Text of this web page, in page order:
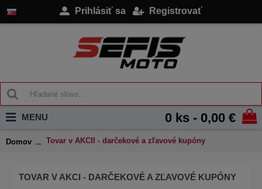
Prihlásiť sa Registrovať
0 ks - 0,00 €
MENU
Domov Tovar v AKCII - darčekové a zľavové kupóny
TOVAR V AKCI - DARČEKOVÉ A ZĽAVOVÉ KUPÓNY